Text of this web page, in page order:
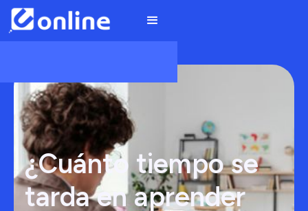
¿Cuánto tiempo se
tarda en aprender